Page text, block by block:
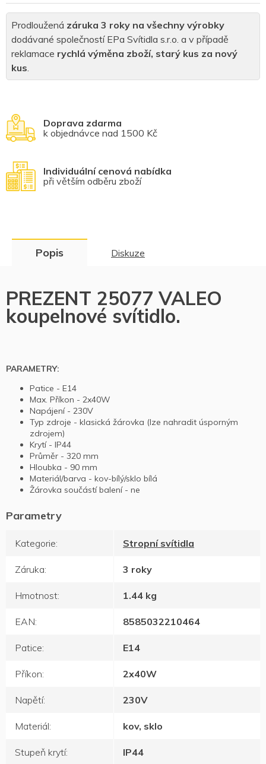
Doprava zdarma
k objednávce nad 1500 Kč
Individuální cenová nabídka
při větším odběru zboží
Prodloužená záruka 3 roky na všechny výrobky
dodávané společností EPa Svítidla s.r.o. a v případě
reklamace rychlá výměna zboží, starý kus za nový
kus.
Popis Diskuze
PREZENT 25077 VALEO
koupelnové svítidlo.
PARAMETRY:
Patice - E14
Max. Příkon - 2x40W
Napájení - 230V
Typ zdroje - klasická žárovka (lze nahradit úsporným
zdrojem)
Krytí - IP44
Průměr - 320 mm
Hloubka - 90 mm
Materiál/barva - kov-bílý/sklo bílá
Žárovka součástí balení - ne
Kategorie: Stropní svítidla
Záruka: 3 roky
Hmotnost: 1.44 kg
EAN: 8585032210464
Patice: E14
Příkon: 2x40W
Napětí: 230V
Materiál: kov, sklo
Stupeň krytí: IP44